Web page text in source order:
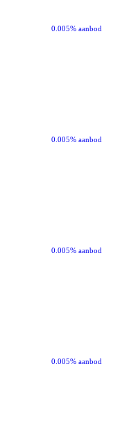
0.005% aanbod
0.005% aanbod
0.005% aanbod
0.005% aanbod